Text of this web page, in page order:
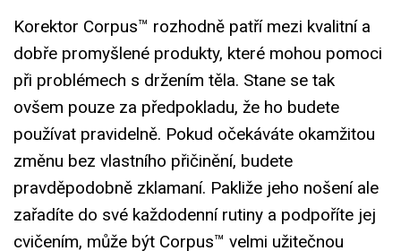
Korektor Corpus™ rozhodně patří mezi kvalitní a
dobře promyšlené produkty, které mohou pomoci
při problémech s držením těla. Stane se tak
ovšem pouze za předpokladu, že ho budete
používat pravidelně. Pokud očekáváte okamžitou
změnu bez vlastního přičinění, budete
pravděpodobně zklamaní. Pakliže jeho nošení ale
zařadíte do své každodenní rutiny a podpoříte jej
cvičením, může být Corpus™ velmi užitečnou